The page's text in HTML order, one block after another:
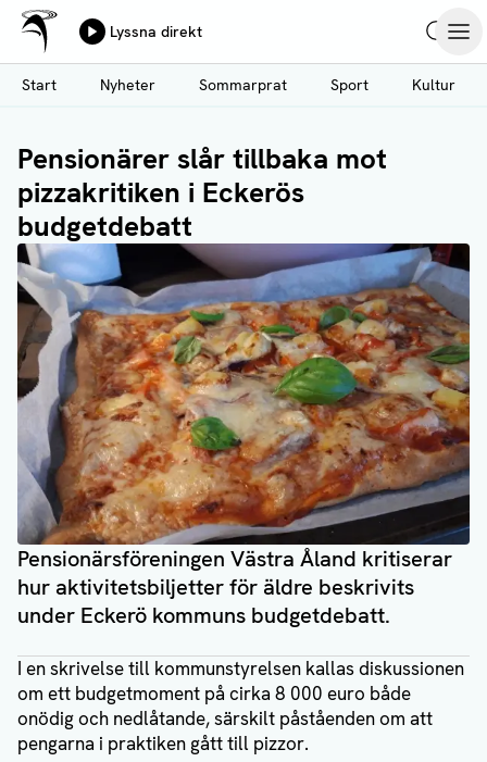
Hoppa
till
huvudinnehåll
Ålands Radio & TV
Lyssna direkt
Start
Nyheter Sommarprat Sport Kultur
Pensionärer slår tillbaka mot
pizzakritiken i Eckerös
budgetdebatt
Pensionärsföreningen Västra Åland kritiserar
hur aktivitetsbiljetter för äldre beskrivits
under Eckerö kommuns budgetdebatt.
I en skrivelse till kommunstyrelsen kallas diskussionen
om ett budgetmoment på cirka 8 000 euro både
onödig och nedlåtande, särskilt påståenden om att
pengarna i praktiken gått till pizzor.